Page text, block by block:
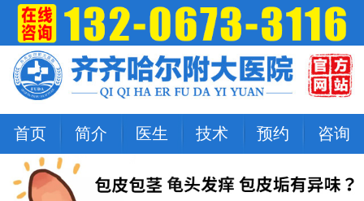
首页 简介 医生 技术 预约 咨询